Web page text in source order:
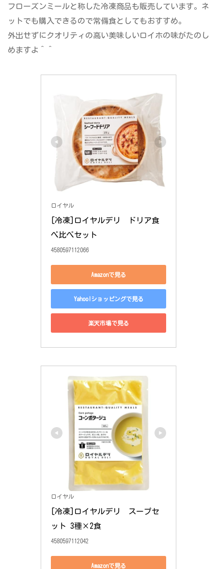
フローズンミールと称した冷凍商品も販売しています。ネ
ットでも購入できるので常備食としてもおすすめ。
外出せずにクオリティの高い美味しいロイホの味がたのし
めますよ＾＾
ロイヤル
[冷凍]ロイヤルデリ　ドリア食
べ比べセット
4580597112066
Amazonで見る
Yahoo!ショッピングで見る
楽天市場で見る
ロイヤル
[冷凍]ロイヤルデリ　スープセ
ット 3種×2食
4580597112042
Amazonで見る